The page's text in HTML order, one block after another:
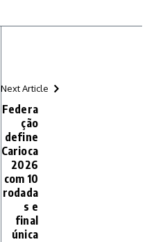
Next Article
Federa
ção
define
Carioca
2026
com 10
rodada
s e
final
única